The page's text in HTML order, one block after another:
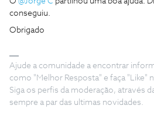
conseguiu.
Obrigado
Ajude a comunidade a encontrar
como "Melhor Resposta" e faça "Like"
Siga os perfis da moderação, através
sempre a par das ultimas novidades.